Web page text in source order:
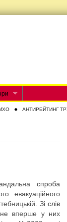
АНТИРЕЙТИНГ
спроба
евакуаційного
Зі слів
не вперше у них